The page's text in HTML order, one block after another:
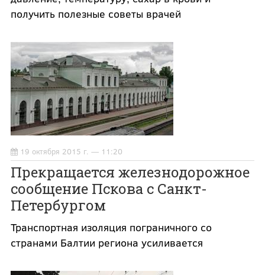
получить полезные советы врачей
19 октября 2015 г. — 11:20
Прекращается железнодорожное
сообщение Пскова с Санкт-
Петербургом
Транспортная изоляция пограничного со
странами Балтии региона усиливается